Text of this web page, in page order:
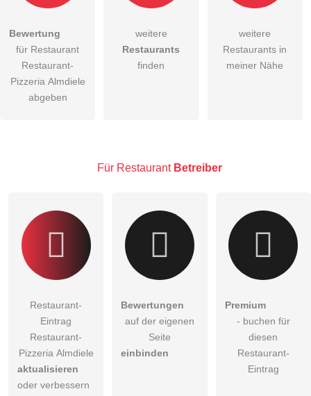
Die Datenschutzerklärunghabe ich zur Kenntnis genommen.
öffentliche Frage stellen
Restaurant-Eintrag zu stellen.
Bewertung
für Restaurant
Restaurant-
Pizzeria Almdiele
abgeben
weitere
Restaurants
finden
weitere
Restaurants in
meiner Nähe
Für Restaurant Betreiber
Restaurant-
Eintrag
Restaurant-
Pizzeria Almdiele
aktualisieren
oder verbessern
Bewertungen
auf der eigenen
Seite
einbinden
Premium
- buchen für
diesen
Restaurant-
Eintrag